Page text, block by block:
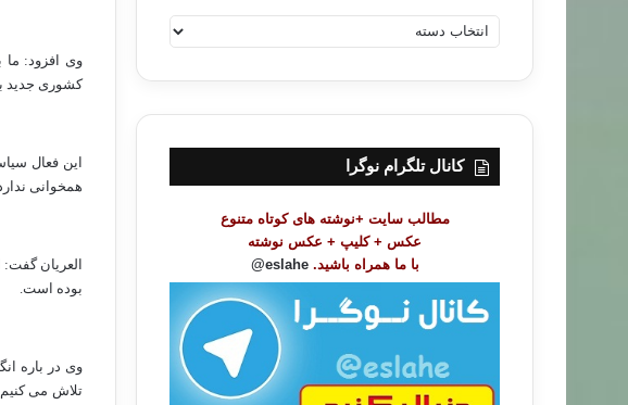
وی افزود: ما
کشوری جدید
این فعال
همخوانی
العریان
بوده است.
ه
ت
ض
کانال تلگرام نوگرا
مطالب سایت +نوشته های کوتاه متنوع
عکس + کلیپ + عکس نوشته
با ما همراه باشید. eslahe@